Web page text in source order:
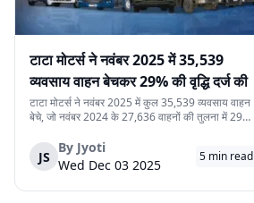
टाटा मोटर्स ने नवंबर 2025 में 35,539
व्यवसाय वाहन बेचकर 29% की वृद्धि दर्ज की
टाटा मोटर्स ने नवंबर 2025 में कुल 35,539 व्यवसाय वाहन
बेचे, जो नवंबर 2024 के 27,636 वाहनों की तुलना में 29%
कंपनी की विविध व्यवसाय वाहन श्रृंखला को दर्शाती है। घरेलू
बिक्री 32,753 वाहन रह...
JS
By Jyoti
Wed Dec 03 2025
5 min read